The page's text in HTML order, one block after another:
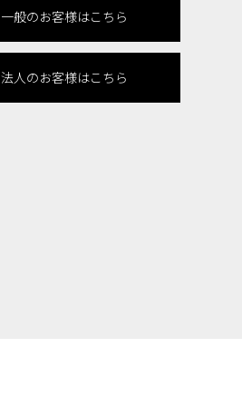
一般のお客様はこちら
法人のお客様はこちら